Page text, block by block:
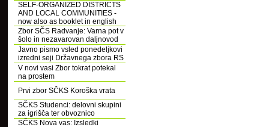
SELF-ORGANIZED DISTRICTS
AND LOCAL COMMUNITIES -
now also as booklet in english
Zbor SČS Radvanje: Varna pot v
šolo in nezavarovan daljnovod
Javno pismo vsled ponedeljkovi
izredni seji Državnega zbora RS
V novi vasi Zbor tokrat potekal
na prostem
Prvi zbor SČKS Koroška vrata
SČKS Studenci: delovni skupini
za igrišča ter obvoznico
SČKS Nova vas: Izsledki